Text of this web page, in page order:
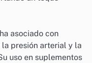
asociado con
presión arterial y la
uso en suplementos